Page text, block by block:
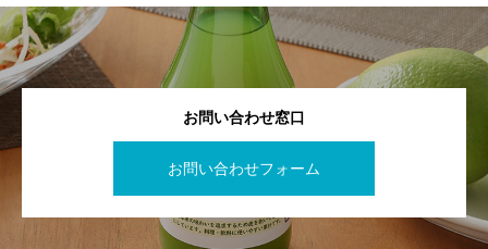
お問い合わせ窓口
お問い合わせフォーム